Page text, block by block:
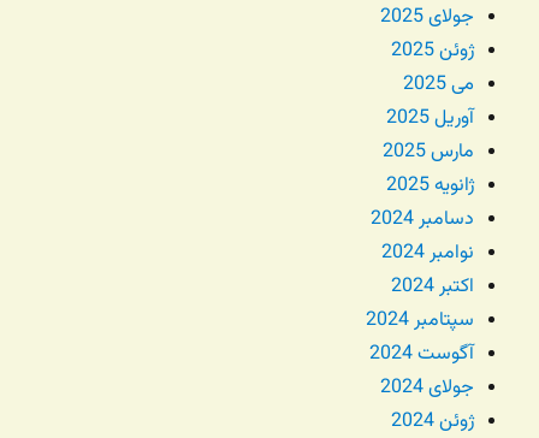
جولای 2025
ژوئن 2025
می 2025
آوریل 2025
مارس 2025
ژانویه 2025
دسامبر 2024
نوامبر 2024
اکتبر 2024
سپتامبر 2024
آگوست 2024
جولای 2024
ژوئن 2024